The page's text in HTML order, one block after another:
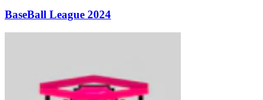
BaseBall League 2024